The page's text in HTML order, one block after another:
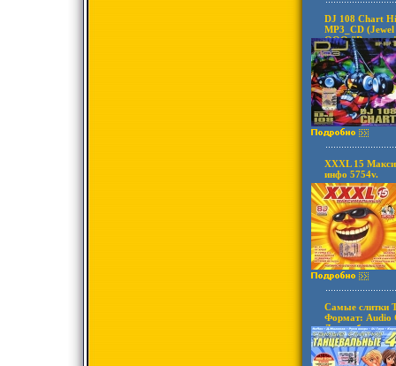
DJ 108 Chart
MP3_CD
ООО "Вариант"
Частота: 44 1
Лицензионные
XXXL 15
инфо 5754v.
Самые слитки
Формат: Audio
Лицензионные
5767v.